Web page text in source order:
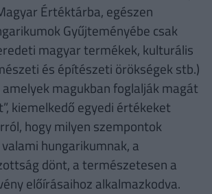
Értéktárba, egészen
Gyűjteményébe csak
magyar termékek, kulturális
és építészeti örökségek stb.)
magukban foglalják magát
kiemelkedő egyedi értékeket
hogy milyen szempontok
hungarikumnak, a
dönt, a természetesen a
előírásaihoz alkalmazkodva.